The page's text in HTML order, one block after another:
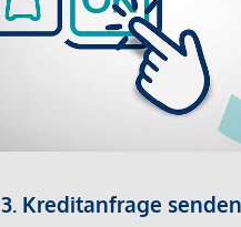
3. Kreditanfrage senden